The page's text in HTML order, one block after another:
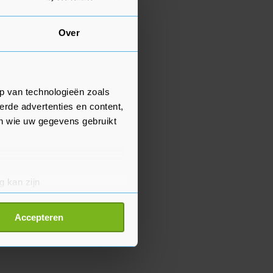
Over
van technologieën zoals
advertenties en content,
wie uw gegevens gebruikt
kan zijn
detailgedeelte
Accepteren